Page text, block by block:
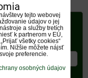
tejto webovej
údajov o jej
a služby tretích
k partnerom v EÚ,
všetky cookies“
Nižšie môžete nájsť
preferencie.
osobných údajov